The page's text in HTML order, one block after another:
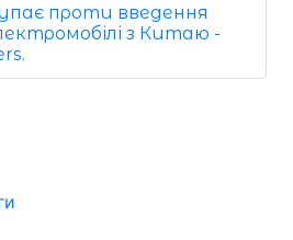
проти введення
з Китаю -